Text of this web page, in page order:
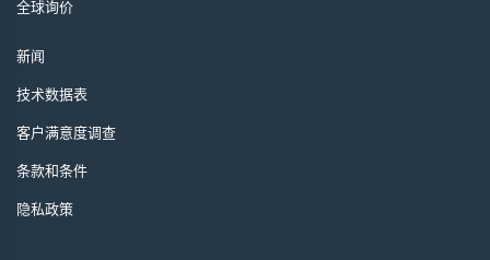
全球询价
新闻
技术数据表
客户满意度调查
条款和条件
隐私政策